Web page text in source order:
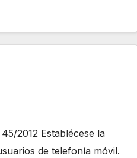
2012 Establécese la
de telefonía móvil.